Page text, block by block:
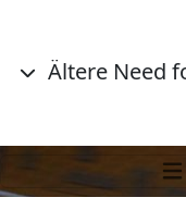
Ältere Need